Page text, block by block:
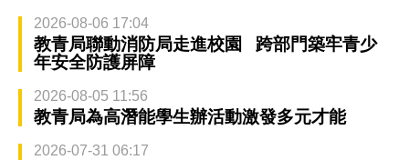
2026-08-06 17:04
教青局聯動消防局走進校園 跨部門築牢青少
年安全防護屏障
2026-08-05 11:56
教青局為高潛能學生辦活動激發多元才能
2026-07-31 06:17